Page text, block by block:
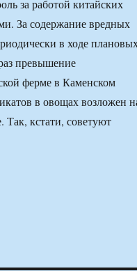
за работой китайских
За содержание вредных
в ходе
превышение
ферме в Каменском
в овощах возложен
Так, кстати, советуют